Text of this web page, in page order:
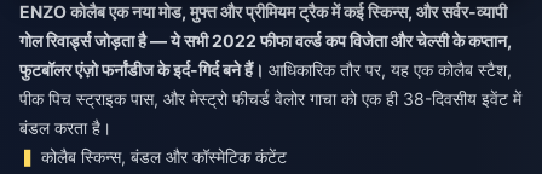
ENZO कोलैब एक नया मोड, मुफ्त और प्रीमियम ट्रैक में कई स्किन्स, और सर्वर-व्यापी
गोल रिवार्ड्स जोड़ता है — ये सभी 2022 फीफा वर्ल्ड कप विजेता और चेल्सी के कप्तान,
फुटबॉलर एंज़ो फर्नांडीज के इर्द-गिर्द बने हैं। आधिकारिक तौर पर, यह एक कोलैब स्टैश,
पीक पिच स्ट्राइक पास, और मेस्ट्रो फीचर्ड वेलोर गाचा को एक ही 38-दिवसीय इवेंट में
बंडल करता है।
कोलैब स्किन्स, बंडल और कॉस्मेटिक कंटेंट